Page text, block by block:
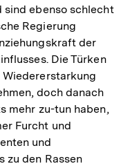
sind ebenso schlecht
Regierung
der
Die Türken
doch danach
mehr zu-tun haben,
Furcht und
und
zu den Rassen